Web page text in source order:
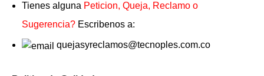
Tienes alguna Peticion, Queja, Reclamo o
Sugerencia? Escribenos a:
quejasyreclamos@tecnoples.com.co